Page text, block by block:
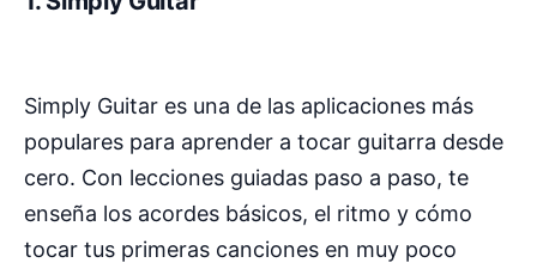
Simply Guitar es una de las aplicaciones más
populares para aprender a tocar guitarra desde
cero. Con lecciones guiadas paso a paso, te
enseña los acordes básicos, el ritmo y cómo
tocar tus primeras canciones en muy poco